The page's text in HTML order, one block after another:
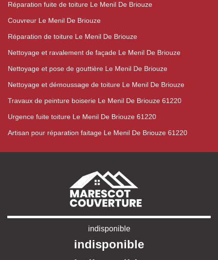
Réparation fuite de toiture Le Menil De Briouze
Couvreur Le Menil De Briouze
Réparation de toiture Le Menil De Briouze
Nettoyage et ravalement de façade Le Menil De Briouze
Nettoyage et pose de gouttière Le Menil De Briouze
Nettoyage et démoussage de toiture Le Menil De Briouze
Travaux de peinture boiserie Le Menil De Briouze 61220
Urgence fuite toiture Le Menil De Briouze 61220
Artisan pour réparation faitage Le Menil De Briouze 61220
indisponible
indisponible